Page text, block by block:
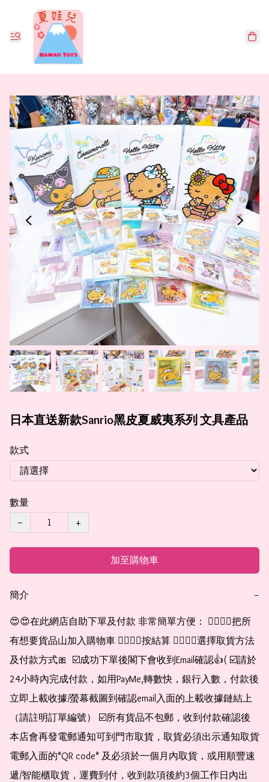
日本直送新款Sanrio黑皮夏威夷系列 文具產品
款式
數量
−
+
加至購物車
簡介 −
😍😍在此網店自助下單及付款 非常簡單方便： 👉🏻👉🏻把所
有想要貨品山加入購物車 👉🏻👉🏻按結算 👉🏻👉🏻選擇取貨方法
及付款方式🎀  ☑️成功下單後閣下會收到Email確認👍( ☑️請於
24小時內完成付款，如用PayMe,轉數快，銀行入數，付款後
立即上載收據/螢幕截圖到確認email入面的上載收據鏈結上
（請註明訂單編號） ☑️所有貨品不包郵，收到付款確認後
本店會再發電郵通知可到門市取貨，取貨必須出示通知取貨
電郵入面的*QR code* 及必須於一個月內取貨，或用順豐速
遞/智能櫃取貨，運費到付，收到款項後約3個工作日內出